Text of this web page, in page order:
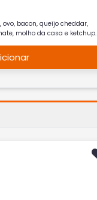
ovo, bacon, queijo cheddar,
molho da casa e ketchup.